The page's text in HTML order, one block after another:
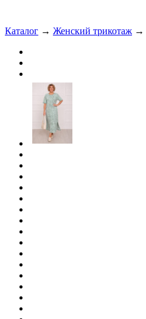
Каталог → Женский трикотаж →